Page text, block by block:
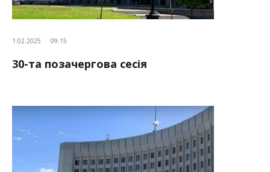
1.02.2025 09:15
30-та позачергова сесія